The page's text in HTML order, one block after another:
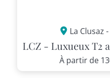
La Clusaz
LCZ - Luxueux T2
À partir de